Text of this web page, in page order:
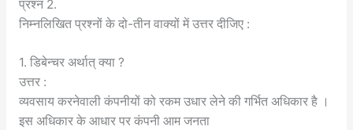
प्रश्न 2.
निम्नलिखित प्रश्नों के दो-तीन वाक्यों में उत्तर दीजिए :
1. डिबेन्चर अर्थात् क्या ?
उत्तर :
व्यवसाय करनेवाली कंपनीयों को रकम उधार लेने की गर्भित अधिकार है ।
इस अधिकार के आधार पर कंपनी आम जनता